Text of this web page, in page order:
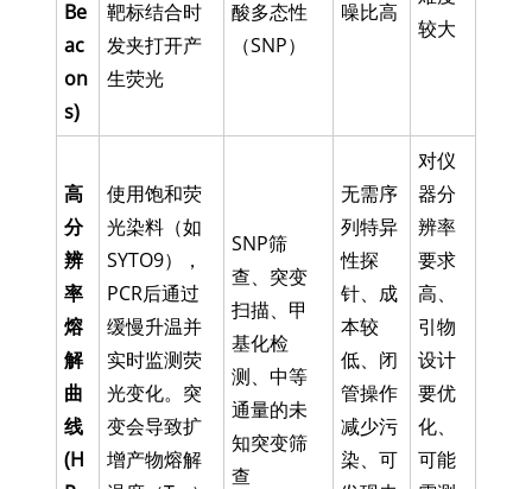
Be
ac
on
s)
靶标结合时
发夹打开产
生荧光
酸多态性
（SNP）
噪比高
较大
高
分
辨
率
熔
解
曲
线
(H
使用饱和荧
光染料（如
SYTO9），
PCR后通过
缓慢升温并
实时监测荧
光变化。突
变会导致扩
增产物熔解
SNP筛
查、突变
扫描、甲
基化检
测、中等
通量的未
知突变筛
查
无需序
列特异
性探
针、成
本较
低、闭
管操作
减少污
染、可
对仪
器分
辨率
要求
高、
引物
设计
要优
化、
可能